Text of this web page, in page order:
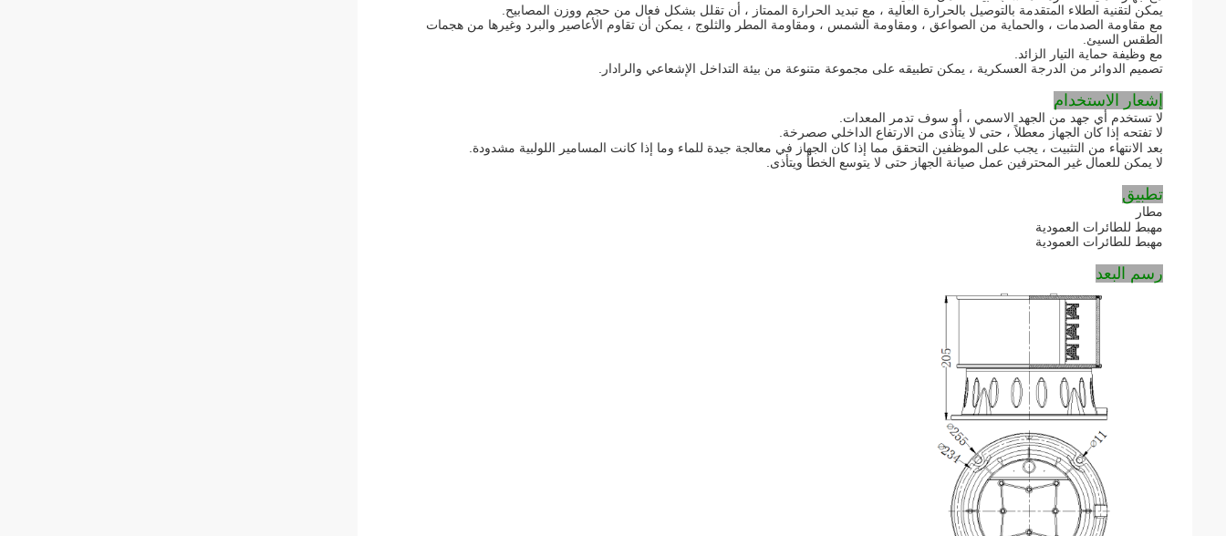
يمكن لتقنية الطلاء المتقدمة بالتوصيل بالحرارة العالية ، مع تبديد الحرارة الممتاز ، أن تقلل بشكل فعال من حجم ووزن المصابيح.
مع مقاومة الصدمات ، والحماية من الصواعق ، ومقاومة الشمس ، ومقاومة المطر والثلوج ، يمكن أن تقاوم الأعاصير والبرد وغيرها من هجمات
الطقس السيئ.
مع وظيفة حماية التيار الزائد.
تصميم الدوائر من الدرجة العسكرية ، يمكن تطبيقه على مجموعة متنوعة من بيئة التداخل الإشعاعي والرادار.
إشعار الاستخدام
لا تستخدم أي جهد من الجهد الاسمي ، أو سوف تدمر المعدات.
لا تفتحه إذا كان الجهاز معطلاً ، حتى لا يتأذى من الارتفاع الداخلي صصرخة.
بعد الانتهاء من التثبيت ، يجب على الموظفين التحقق مما إذا كان الجهاز في معالجة جيدة للماء وما إذا كانت المسامير اللولبية مشدودة.
لا يمكن للعمال غير المحترفين عمل صيانة الجهاز حتى لا يتوسع الخطأ ويتأذى.
تطبيق
مطار
مهبط للطائرات العمودية
مهبط للطائرات العمودية
رسم البعد